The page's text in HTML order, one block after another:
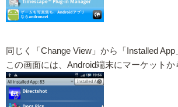
同じく「Change View」から「Installed App
この画面には、Android端末にマーケット